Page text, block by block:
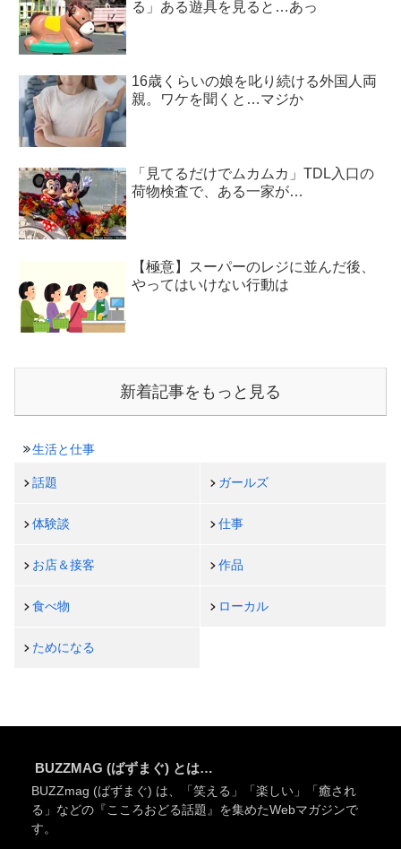
る」ある遊具を見ると…あっ
16歳くらいの娘を叱り続ける外国人両
親。ワケを聞くと…マジか
「見てるだけでムカムカ」TDL入口の
荷物検査で、ある一家が…
【極意】スーパーのレジに並んだ後、
やってはいけない行動は
新着記事をもっと見る
生活と仕事
話題 ガールズ
体験談 仕事
お店＆接客 作品
食べ物 ローカル
ためになる
BUZZMAG (ばずまぐ) とは…
BUZZmag (ばずまぐ) は、「笑える」「楽しい」「癒され
る」などの『こころおどる話題』を集めたWebマガジンで
す。